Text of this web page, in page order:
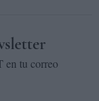
en tu correo